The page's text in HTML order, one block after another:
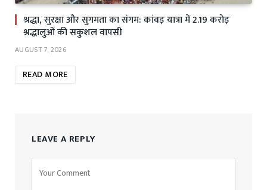
श्रद्धा, सुरक्षा और सुगमता का संगम: कांवड़ यात्रा में 2.19 करोड़
श्रद्धालुओं की सकुशल वापसी
AUGUST 7, 2026
READ MORE
LEAVE A REPLY